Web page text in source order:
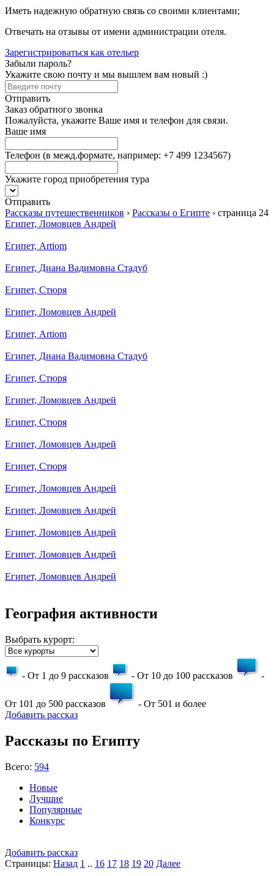
Иметь надежную обратную связь со своими клиентами;
Отвечать на отзывы от имени администрации отеля.
Зарегистрироваться как отельер
Забыли пароль?
Укажите свою почту и мы вышлем вам новый :)
Отправить
Заказ обратного звонка
Пожалуйста, укажите Ваше имя и телефон для связи.
Ваше имя
Телефон (в межд.формате, например: +7 499 1234567)
Укажите город приобретения тура
Отправить
Рассказы путешественников › Рассказы о Египте › страница 24
Египет, Ломовцев Андрей
Египет, Artiom
Египет, Диана Вадимовна Стадуб
Египет, Стюря
Египет, Ломовцев Андрей
Египет, Artiom
Египет, Диана Вадимовна Стадуб
Египет, Стюря
Египет, Ломовцев Андрей
Египет, Стюря
Египет, Ломовцев Андрей
Египет, Стюря
Египет, Ломовцев Андрей
Египет, Ломовцев Андрей
Египет, Ломовцев Андрей
Египет, Ломовцев Андрей
Египет, Ломовцев Андрей
География активности
Выбрать курорт:
- От 1 до 9 рассказов - От 10 до 100 рассказов -
От 101 до 500 рассказов
- От 501 и более
Добавить рассказ
Рассказы по Египту
Всего: 594
Новые
Лучшие
Популярные
Конкурс
Добавить рассказ
Страницы: Назад 1 .. 16 17 18 19 20 Далее